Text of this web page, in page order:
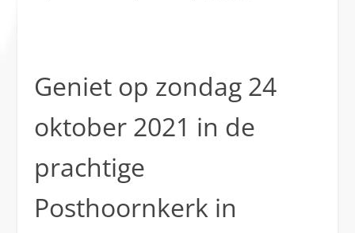
Geniet op zondag 24
oktober 2021 in de
prachtige
Posthoornkerk in